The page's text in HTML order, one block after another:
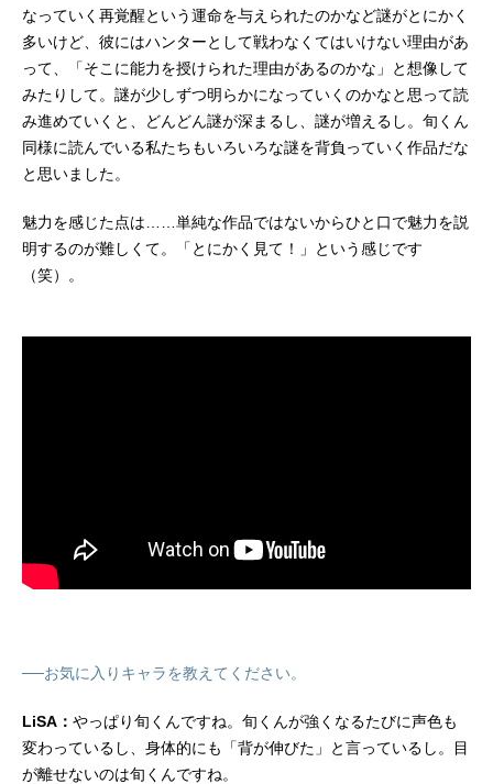
なっていく再覚醒という運命を与えられたのかなど謎がとにかく
多いけど、彼にはハンターとして戦わなくてはいけない理由があ
って、「そこに能力を授けられた理由があるのかな」と想像して
みたりして。謎が少しずつ明らかになっていくのかなと思って読
み進めていくと、どんどん謎が深まるし、謎が増えるし。旬くん
同様に読んでいる私たちもいろいろな謎を背負っていく作品だな
と思いました。
魅力を感じた点は……単純な作品ではないからひと口で魅力を説
明するのが難しくて。「とにかく見て！」という感じです
（笑）。
──お気に入りキャラを教えてください。
LiSA： やっぱり旬くんですね。旬くんが強くなるたびに声色も
変わっているし、身体的にも「背が伸びた」と言っているし。目
が離せないのは旬くんですね。